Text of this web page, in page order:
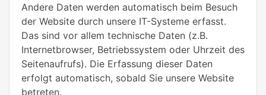
Andere Daten werden automatisch beim Besuch
der Website durch unsere IT-Systeme erfasst.
Das sind vor allem technische Daten (z.B.
Internetbrowser, Betriebssystem oder Uhrzeit des
Seitenaufrufs). Die Erfassung dieser Daten
erfolgt automatisch, sobald Sie unsere Website
betreten.